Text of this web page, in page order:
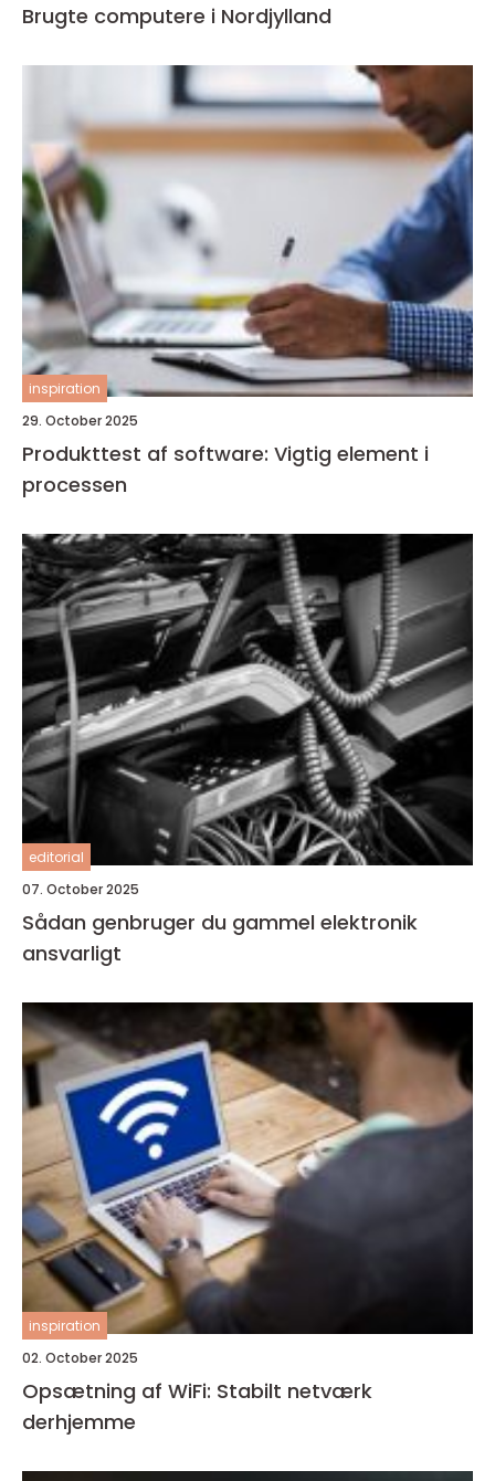
Brugte computere i Nordjylland
inspiration
29. October 2025
Produkttest af software: Vigtig element i
processen
editorial
07. October 2025
Sådan genbruger du gammel elektronik
ansvarligt
inspiration
02. October 2025
Opsætning af WiFi: Stabilt netværk
derhjemme